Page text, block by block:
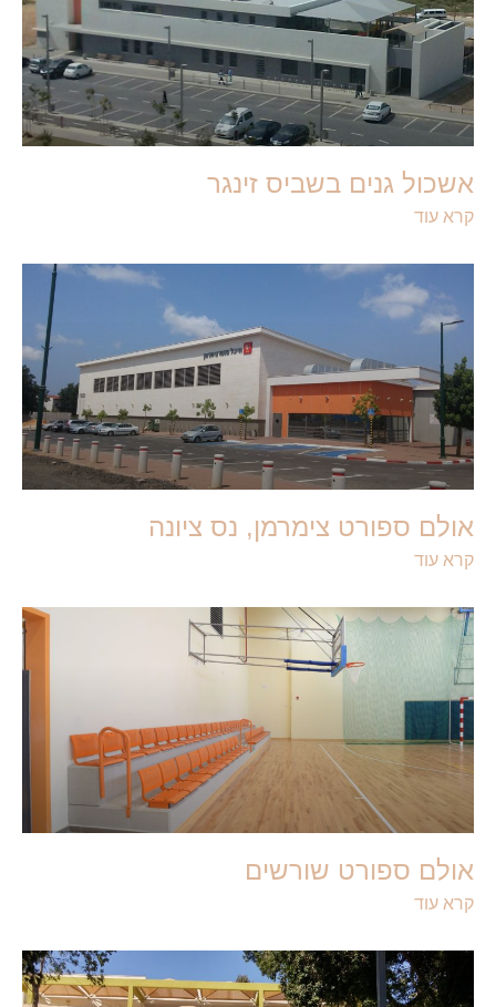
אשכול גנים בשביס זינגר
קרא עוד
אולם ספורט צימרמן, נס ציונה
קרא עוד
אולם ספורט שורשים
קרא עוד